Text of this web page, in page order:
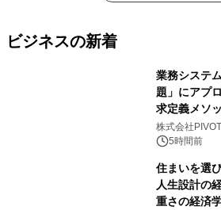
ビジネスの新着
業務システ
題」にアプ
求定義メソ
ー】株式会
株式会社
5時間前
住まいを選
人生設計の
重さの経済